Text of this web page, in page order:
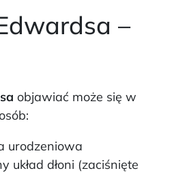
–
objawiać może się w
urodzeniowa
układ dłoni (zaciśnięte